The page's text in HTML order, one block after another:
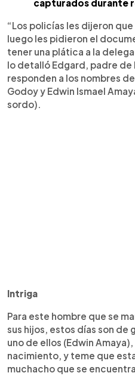
capturados durante
“Los policías les dijeron
luego les pidieron el
tener una plática a la
lo detalló Edgard, padre
responden a los nombres
Godoy y Edwin Ismael
sordo).
Intriga
Para este hombre que se
sus hijos, estos días son de
uno de ellos (Edwin
nacimiento, y teme que
muchacho que se